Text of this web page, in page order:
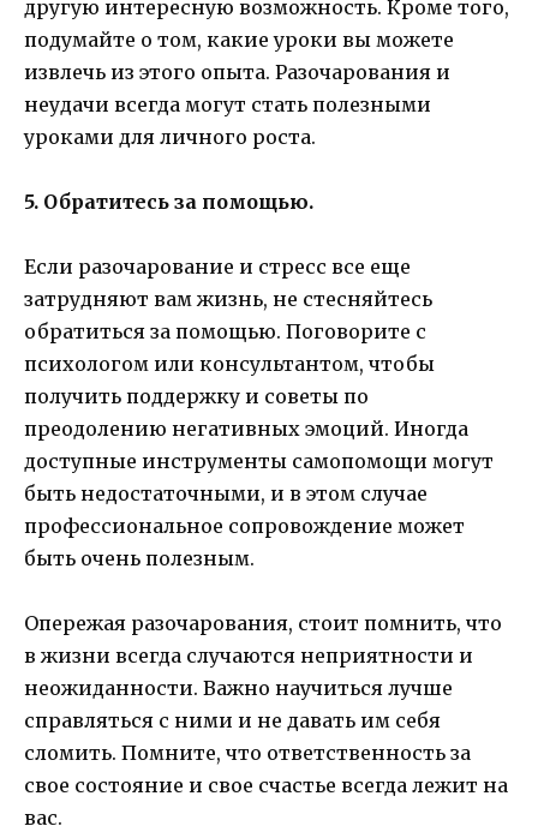
другую интересную возможность. Кроме того,
подумайте о том, какие уроки вы можете
извлечь из этого опыта. Разочарования и
неудачи всегда могут стать полезными
уроками для личного роста.
5. Обратитесь за помощью.
Если разочарование и стресс все еще
затрудняют вам жизнь, не стесняйтесь
обратиться за помощью. Поговорите с
психологом или консультантом, чтобы
получить поддержку и советы по
преодолению негативных эмоций. Иногда
доступные инструменты самопомощи могут
быть недостаточными, и в этом случае
профессиональное сопровождение может
быть очень полезным.
Опережая разочарования, стоит помнить, что
в жизни всегда случаются неприятности и
неожиданности. Важно научиться лучше
справляться с ними и не давать им себя
сломить. Помните, что ответственность за
свое состояние и свое счастье всегда лежит на
вас.